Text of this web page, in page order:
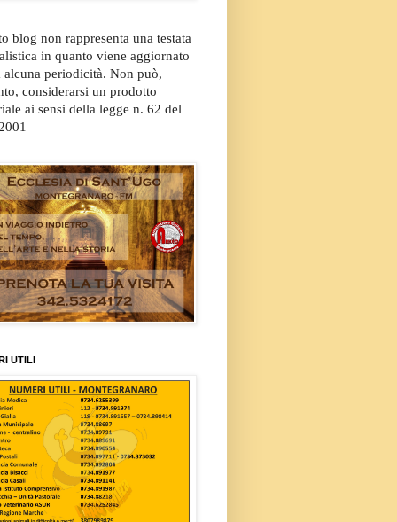
blog non rappresenta una testata
in quanto viene aggiornato
alcuna periodicità. Non può,
considerarsi un prodotto
ai sensi della legge n. 62 del
UTILI